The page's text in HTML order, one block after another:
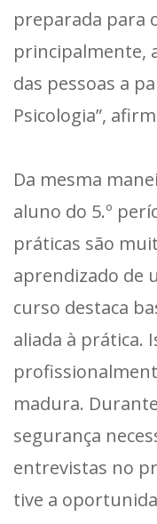
preparada para
principalmente,
das pessoas a
Psicologia”,
Da mesma
aluno do 5.º
práticas são
aprendizado de
curso destaca
aliada à prática.
madura.
segurança
entrevistas no
tive a